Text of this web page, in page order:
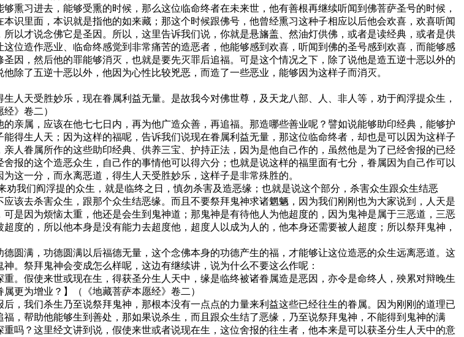
熏习进去，能够受熏的时候，那么这位临命终者在未来世，他有善根再继续听闻到佛菩萨圣号的时候，
识里面，本识就是指他的如来藏；那这个时候跟佛号，他曾经熏习这种子相应以后他会欢喜，欢喜听闻
以才说念佛它是圣因。所以，这里告诉我们说，你就是悬旛盖、然油灯供佛，或者是读经典，或者是供
位造作恶业、临命终感觉到非常痛苦的造恶者，他能够感到欢喜，听闻到佛的圣号感到欢喜，而能够感
因，然后他的罪能够消灭，也就是要先灭罪后追福。可是这个情况之下，除了说他是造五逆十恶以外的
除了五逆十恶以外，他因为心性比较兇恶，而造了一些恶业，能够因为这样子而消灭。
人天受胜妙乐，现在眷属利益无量。是故我今对佛世尊，及天龙八部、人、非人等，劝于阎浮提众生，
》卷二）
亲属，应该在他七七日内，再为他广造众善，再追福。那造哪些善业呢？譬如说能够助印经典，能够护
得生人天；因为这样的福呢，告诉我们说现在眷属利益无量，那这位临命终者，却也是可以因为这样子
人眷属所作的这些助印经典、供养三宝、护持正法，因为是他自己作的，虽然他是为了已经舍报的已经
报的这个造恶众生，自己作的事情他可以得六分；也就是说这样的福里面有七分，眷属因为自己作可以
这一分，而永离恶道，得生人天受胜妙乐，这样子是非常殊胜的。
我们阎浮提的众生，就是临终之日，慎勿杀害及造恶缘；也就是说这个部分，杀害众生跟众生结恶
该去杀害众生，跟那个众生结恶缘。而且不要祭拜鬼神求诸魍魉，因为我们刚刚也为大家说到，人天是
是因为烦恼太重，他还是会生到鬼神道；那鬼神是有待他人为他超度的，因为鬼神是属于三恶道，三恶
度的，所以他本身是没有能力去超度他，超度人以成为人的，他本身还需要被人超度；所以祭拜鬼神，
圆满，功德圆满以后福德无量，这个念佛本身的功德产生的福，才能够让这位造恶的众生远离恶道。这
。祭拜鬼神会变成怎么样呢，这边有继续讲，说为什么不要这么作呢：
。假使来世或现在生，得获圣分生人天中，缘是临终被诸眷属造是恶因，亦令是命终人，殃累对辩晚生
更为增业？】（《地藏菩萨本愿经》卷二）
，我们杀生乃至说祭拜鬼神，那根本没有一点点的力量来利益这些已经往生的眷属。因为刚刚的道理已
，帮助他能够生到善处，那如果说杀生，而且跟众生结了恶缘，乃至说祭拜鬼神，不能得到鬼神的满
吗？这里经文讲到说，假使来世或者说现在生，这位舍报的往生者，他本来是可以获圣分生人天中的意